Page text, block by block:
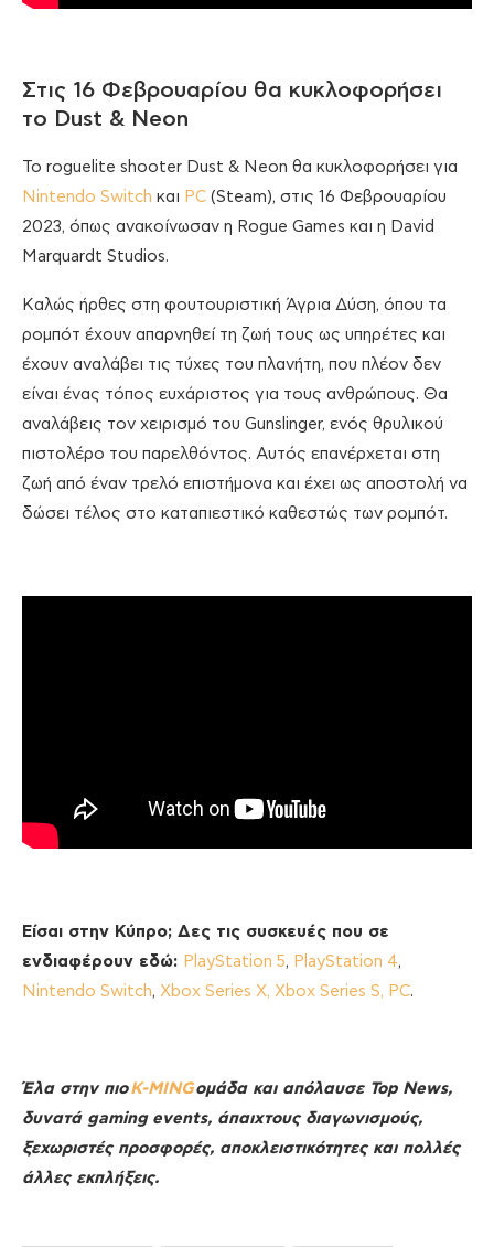
Στις 16 Φεβρουαρίου θα κυκλοφορήσει
το Dust & Neon
Το roguelite shooter Dust & Neon θα κυκλοφορήσει για
Nintendo Switch και PC (Steam), στις 16 Φεβρουαρίου
2023, όπως ανακοίνωσαν η Rogue Games και η David
Marquardt Studios.
Καλώς ήρθες στη φουτουριστική Άγρια Δύση, όπου τα
ρομπότ έχουν απαρνηθεί τη ζωή τους ως υπηρέτες και
έχουν αναλάβει τις τύχες του πλανήτη, που πλέον δεν
είναι ένας τόπος ευχάριστος για τους ανθρώπους. Θα
αναλάβεις τον χειρισμό του Gunslinger, ενός θρυλικού
πιστολέρο του παρελθόντος. Αυτός επανέρχεται στη
ζωή από έναν τρελό επιστήμονα και έχει ως αποστολή να
δώσει τέλος στο καταπιεστικό καθεστώς των ρομπότ.
Είσαι στην Κύπρο; Δες τις συσκευές που σε
ενδιαφέρουν εδώ: PlayStation 5, PlayStation 4,
Nintendo Switch, Xbox Series X, Xbox Series S, PC.
Έλα στην πιο K-MING ομάδα και απόλαυσε Top News,
δυνατά gaming events, άπαιχτους διαγωνισμούς,
ξεχωριστές προσφορές, αποκλειστικότητες και πολλές
άλλες εκπλήξεις.